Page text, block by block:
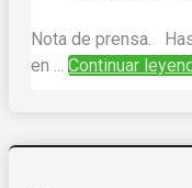
Nota de prensa.
en ... Continuar